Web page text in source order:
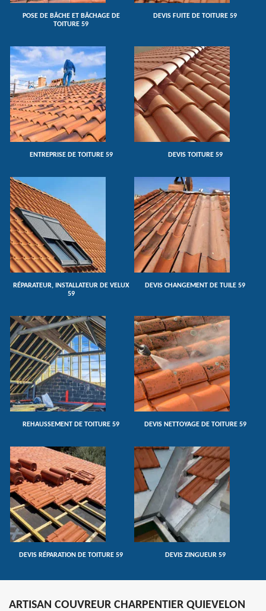
POSE DE BÂCHE ET BÂCHAGE DE
TOITURE 59
DEVIS FUITE DE TOITURE 59
ENTREPRISE DE TOITURE 59 DEVIS TOITURE 59
RÉPARATEUR, INSTALLATEUR DE VELUX
59
DEVIS CHANGEMENT DE TUILE 59
REHAUSSEMENT DE TOITURE 59 DEVIS NETTOYAGE DE TOITURE 59
DEVIS RÉPARATION DE TOITURE 59 DEVIS ZINGUEUR 59
ARTISAN COUVREUR CHARPENTIER QUIEVELON